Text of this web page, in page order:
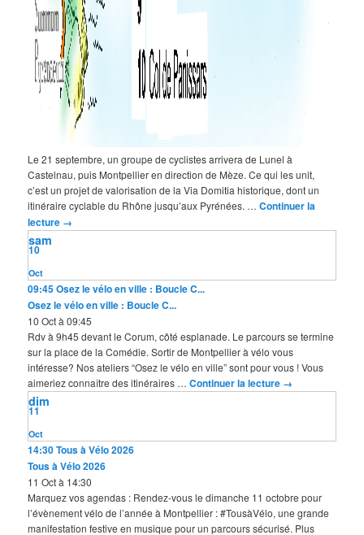
Le 21 septembre, un groupe de cyclistes arrivera de Lunel à
Castelnau, puis Montpellier en direction de Mèze. Ce qui les unit,
c’est un projet de valorisation de la Via Domitia historique, dont un
itinéraire cyclable du Rhône jusqu’aux Pyrénées. …Continuer la
lecture →
Oct
10
sam
09:45Osez le vélo en ville : Boucle C...
Osez le vélo en ville : Boucle C...
10 Oct à 09:45
Rdv à 9h45 devant le Corum, côté esplanade. Le parcours se termine
sur la place de la Comédie. Sortir de Montpellier à vélo vous
intéresse? Nos ateliers “Osez le vélo en ville” sont pour vous ! Vous
aimeriez connaître des itinéraires …Continuer la lecture →
Oct
11
dim
14:30Tous à Vélo 2026
Tous à Vélo 2026
11 Oct à 14:30
Marquez vos agendas : Rendez-vous le dimanche 11 octobre pour
l’évènement vélo de l’année à Montpellier : #TousàVélo, une grande
manifestation festive en musique pour un parcours sécurisé. Plus